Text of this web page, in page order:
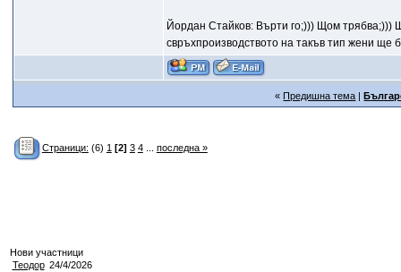
Йордан Стайков: Върти го;))) Щом
свръхпроизводството на такъв тип жени ще
«Предишна тема |
Страници: (6) 1 [2] 3 4... последна »
Нови участници
Теодор 24/4/2026